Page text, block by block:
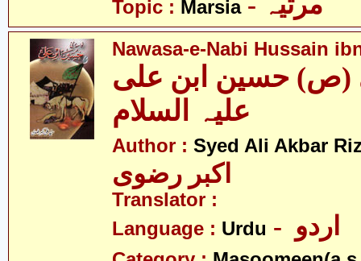
Topic : Marsia
Nawasa-e-Nabi Hussain
(ص) حسین ابن علی
علیہ السلام
Author : Syed Ali Akbar
اکبر رضوی
Translator :
Language : Urdu